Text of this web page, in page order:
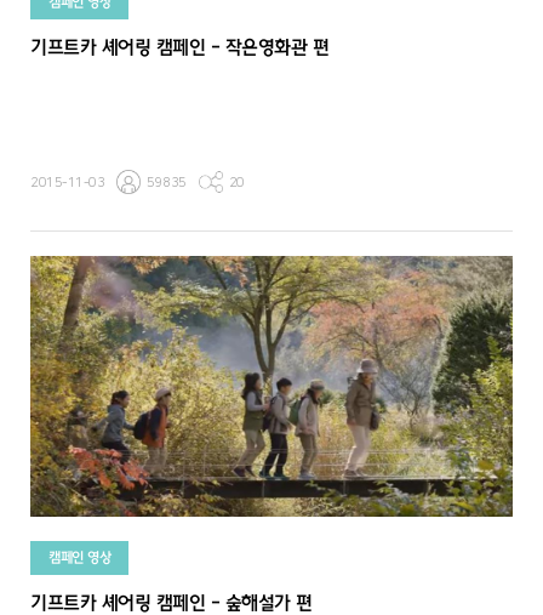
기프트카 셰어링 캠페인 - 작은영화관 편
2015-11-03 59835 20
캠페인 영상
기프트카 셰어링 캠페인 - 숲해설가 편